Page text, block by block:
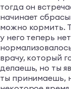
тогда он
начинает
можно кормить.
у него теперь
врачу, который
делаешь, но ты
ты принимаешь,